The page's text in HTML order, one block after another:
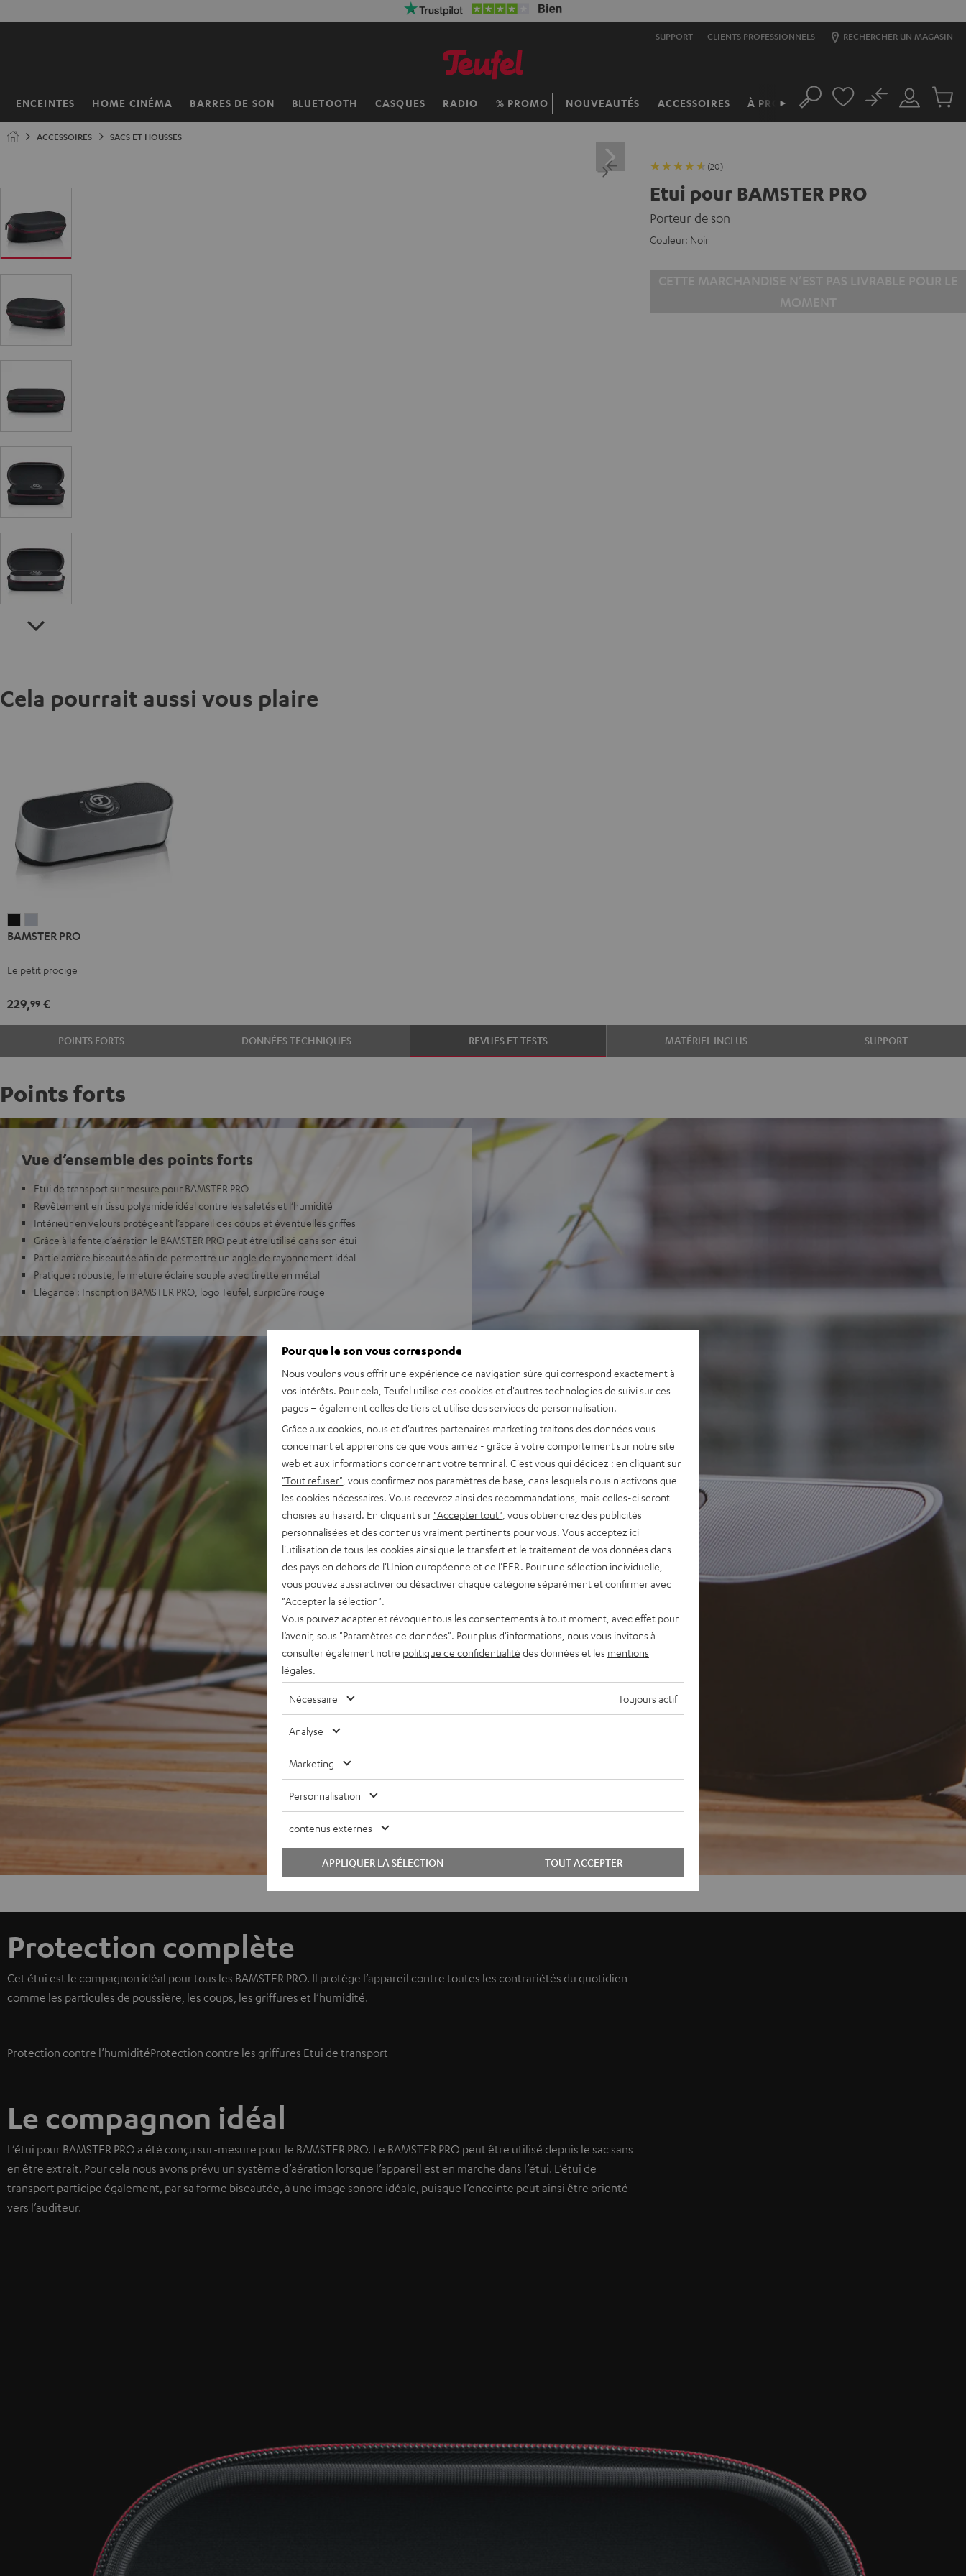
50% de réduction sur la livraison VKF-72F 06
SUPPORT CLIENTS PROFESSIONNELS RECHERCHER UN MAGASIN
ENCEINTES HOME CINÉMA BARRES DE SON BLUETOOTH CASQUES RADIO PROMO NOUVEAUTÉS ACCESSOIRES À PROPOS
►
Page
d’accueil
Rechercher
Mon
compte
No
ACCESSOIRES SACS ET HOUSSES
(20)
Etui pour BAMSTER PRO
Porteur de son
Couleur: Noir
Cela pourrait aussi vous plaire
PROPRO
BAMSTER PRO
Le petit prodige
229,99 €
POINTS FORTS DONNÉES TECHNIQUES REVUES ET TESTS MATÉRIEL INCLUS SUPPORT
Points forts
Vue d’ensemble des points forts
Etui de transport sur mesure pour BAMSTER PRO
Revêtement en tissu polyamide idéal contre les saletés et l’humidité
Intérieur en velours protégeant l’appareil des coups et éventuelles griffes
Grâce à la fente d’aération le BAMSTER PRO peut être utilisé dans son étui
Partie arrière biseautée afin de permettre un angle de rayonnement idéal
Pratique : robuste, fermeture éclaire souple avec tirette en métal
Elégance : Inscription BAMSTER PRO, logo Teufel, surpiqûre rouge
Protection complète
Cet étui est le compagnon idéal pour tous les BAMSTER PRO. Il protège l’appareil contre toutes les contrariétés du quotidien
comme les particules de poussière, les coups, les griffures et l’humidité.
Protection contre l’humiditéProtection contre les griffures Etui de transport
Le compagnon idéal
L’étui pour BAMSTER PRO a été conçu sur-mesure pour le BAMSTER PRO. Le BAMSTER PRO peut être utilisé depuis le sac sans
en être extrait. Pour cela nous avons prévu un système d’aération lorsque l’appareil est en marche dans l’étui. L’étui de
transport participe également, par sa forme biseautée, à une image sonore idéale, puisque l’enceinte peut ainsi être orienté
vers l’auditeur.
Pour que le son vous corresponde
Nous voulons vous offrir une expérience de navigation sûre qui correspond exactement à
vos intérêts. Pour cela, Teufel utilise des cookies et d'autres technologies de suivi sur ces
pages – également celles de tiers et utilise des services de personnalisation.
Grâce aux cookies, nous et d'autres partenaires marketing traitons des données vous
concernant et apprenons ce que vous aimez - grâce à votre comportement sur notre site
web et aux informations concernant votre terminal. C'est vous qui décidez : en cliquant sur
"Tout refuser" , vous confirmez nos paramètres de base, dans lesquels nous n'activons que
les cookies nécessaires. Vous recevrez ainsi des recommandations, mais celles-ci seront
choisies au hasard. En cliquant sur "Accepter tout" , vous obtiendrez des publicités
personnalisées et des contenus vraiment pertinents pour vous. Vous acceptez ici
l'utilisation de tous les cookies ainsi que le transfert et le traitement de vos données dans
des pays en dehors de l'Union européenne et de l'EER. Pour une sélection individuelle,
vous pouvez aussi activer ou désactiver chaque catégorie séparément et confirmer avec
"Accepter la sélection"
Vous pouvez adapter et révoquer tous les consentements à tout moment, avec effet pour
l’avenir, sous "Paramètres de données". Pour plus d'informations, nous vous invitons à
consulter également notre politique de confidentialité des données et les mentions
légales
Nécessaire Toujours actif
Analyse
Marketing
Personnalisation
contenus externes
TOUT ACCEPTER
APPLIQUER LA SÉLECTION